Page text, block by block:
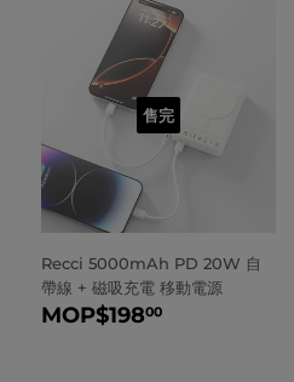
售完
Recci 5000mAh PD 20W 自
帶線 + 磁吸充電 移動電源
正
MOP$19800